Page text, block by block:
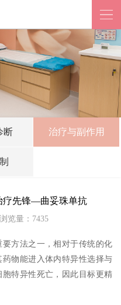
断 治疗与副作用
疗先锋—曲妥珠单抗
浏览量：7435
方法之一，相对于传统的化
物能进入体内特异性选择与
特异性死亡，因此目标更精